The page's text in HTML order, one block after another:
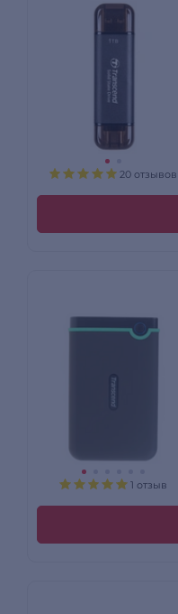
20 отзывов
1 отзыв